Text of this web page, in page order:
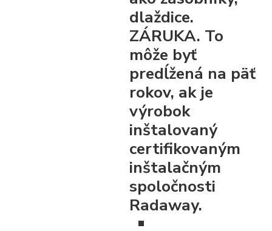
dlaždice.
ZÁRUKA. To
môže byť
predĺžená na päť
rokov, ak je
výrobok
inštalovaný
certifikovaným
inštalačným
spoločnosti
Radaway.